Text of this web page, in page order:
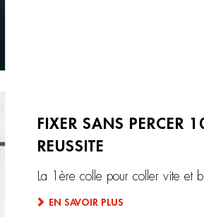
FIXER SANS PERCER
REUSSITE
La 1ère colle pour coller vite et
EN SAVOIR PLUS